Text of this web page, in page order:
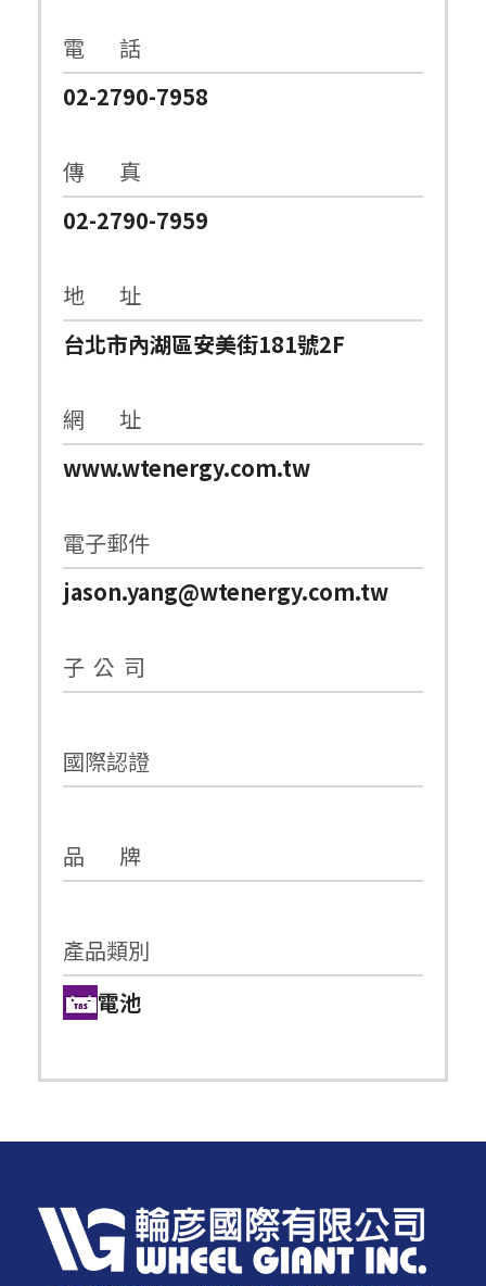
電 話
02-2790-7958
傳 真
02-2790-7959
地 址
台北市內湖區安美街181號2F
網 址
www.wtenergy.com.tw
電子郵件
jason.yang@wtenergy.com.tw
子 公 司
國際認證
品 牌
產品類別
電池